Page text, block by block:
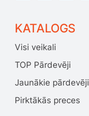
KATALOGS
Visi veikali
TOP Pārdevēji
Jaunākie pārdevēji
Pirktākās preces